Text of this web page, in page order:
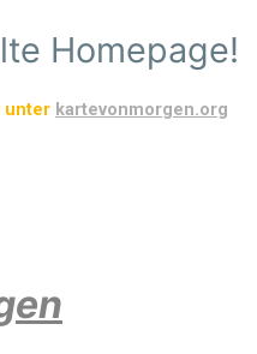
Homepage!
unter kartevonmorgen.org